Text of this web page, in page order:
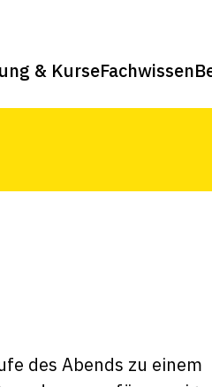
& KurseFachwissen
am Strickhof
des Abends zu einem